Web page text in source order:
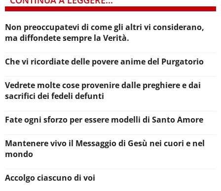
Non preoccupatevi di come gli altri vi considerano,
ma diffondete sempre la Verità.
Che vi ricordiate delle povere anime del Purgatorio
Vedrete molte cose provenire dalle preghiere e dai
sacrifici dei fedeli defunti
Fate ogni sforzo per essere modelli di Santo Amore
Mantenere vivo il Messaggio di Gesù nei cuori e nel
mondo
Accolgo ciascuno di voi